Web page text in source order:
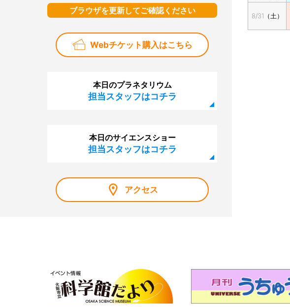
8/31（土）
ブラウザを更新してご確認ください
Webチケット購入はこちら
本日のプラネタリウム
担当スタッフはコチラ
本日のサイエンスショー
担当スタッフはコチラ
アクセス